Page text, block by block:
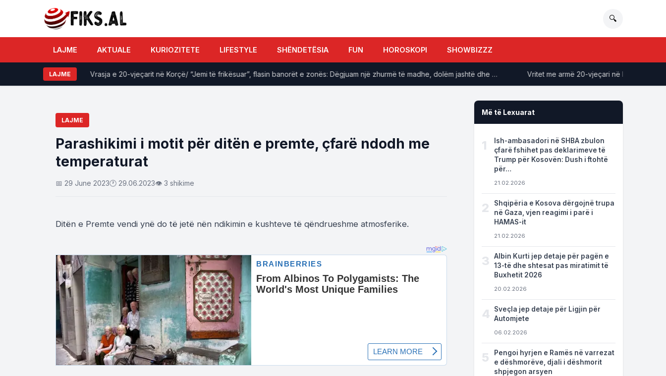
🔍
LAJME AKTUALE KURIOZITETE LIFESTYLE SHËNDETËSIA FUN HOROSKOPI SHOWBIZZZ
LAJME Vrasja e 20-vjeçarit në Korçë/ “Jemi të frikësuar”, flasin banorët e zonës: Dëgjuam një zhurmë të madhe, dolëm jashtë dhe … Vritet me armë 20-vjeçari në Korçë, dyshohet
LAJME
Parashikimi i motit për ditën e premte, çfarë ndodh me
temperaturat
📅 29 June 2023🕐 29.06.2023👁 3 shikime
Ditën e Premte vendi ynë do të jetë nën ndikimin e kushteve të qëndrueshme atmosferike.
Më të Lexuarat
1
Ish-ambasadori në SHBA zbulon
çfarë fshihet pas deklarimeve të
Trump për Kosovën: Dush i ftohtë
për…
21.02.2026
2
Shqipëria e Kosova dërgojnë trupa
në Gaza, vjen reagimi i parë i
HAMAS-it
21.02.2026
3
Albin Kurti jep detaje për pagën e
13-të dhe shtesat pas miratimit të
Buxhetit 2026
20.02.2026
4
Sveçla jep detaje për Ligjin për
Automjete
06.02.2026
5
Pengoi hyrjen e Ramës në varrezat
e dëshmorëve, djali i dëshmorit
shpjegon arsyen